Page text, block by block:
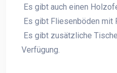
Es gibt auch einen
Es gibt Fliesenböden mit
Es gibt zusätzliche
Verfügung.